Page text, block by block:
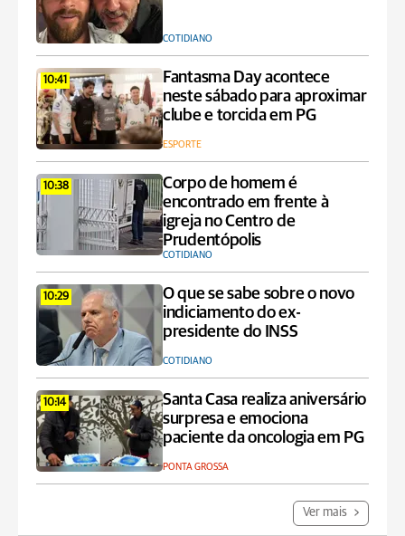
COTIDIANO
10:41
Fantasma Day acontece
neste sábado para aproximar
clube e torcida em PG
ESPORTE
10:38
Corpo de homem é
encontrado em frente à
igreja no Centro de
Prudentópolis
COTIDIANO
10:29
O que se sabe sobre o novo
indiciamento do ex-
presidente do INSS
COTIDIANO
10:14
Santa Casa realiza aniversário
surpresa e emociona
paciente da oncologia em PG
PONTA GROSSA
Ver mais